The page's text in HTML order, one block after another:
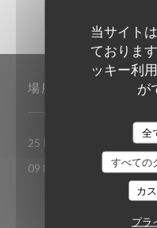
当サイト
ておりま
ッキー利
が
全
すべての
カ
プラ
場所
25 RUE DU ROI DE
09 86 55 65 65